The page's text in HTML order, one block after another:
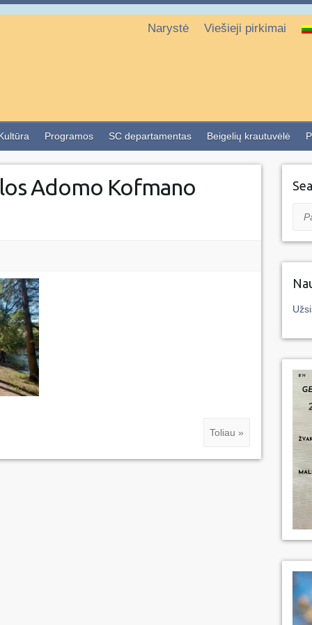
Narystė Viešieji pirkimai
Programos SC departamentas Beigelių krautuvėlė
Adomo Kofmano
Toliau »